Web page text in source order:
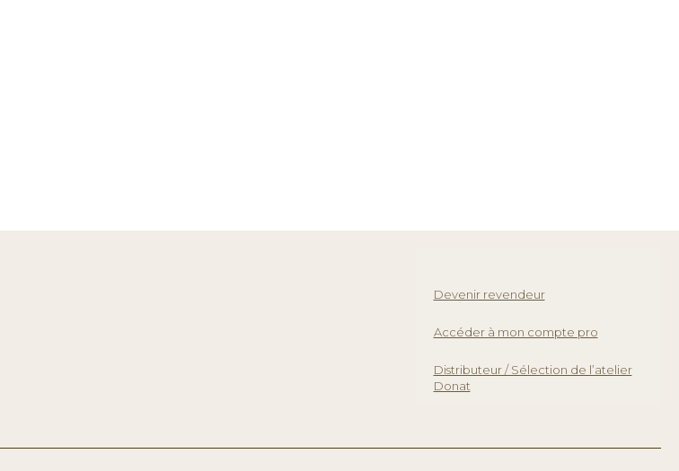
Devenir revendeur
Accéder à mon compte pro
Distributeur / Sélection de l’atelier
Donat